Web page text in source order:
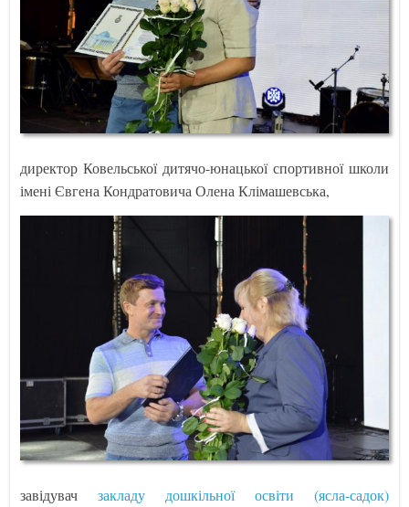
директор Ковельської дитячо-юнацької спортивної школи
імені Євгена Кондратовича Олена Клімашевська,
завідувачзакладу дошкільної освіти (ясла-садок)